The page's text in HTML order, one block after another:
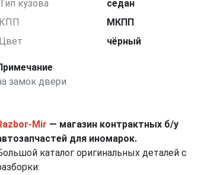
Тип кузова
седан
КПП
МКПП
Цвет
чёрный
замок двери
Mir — магазин контрактных б/у
для иномарок.
каталог оригинальных деталей с